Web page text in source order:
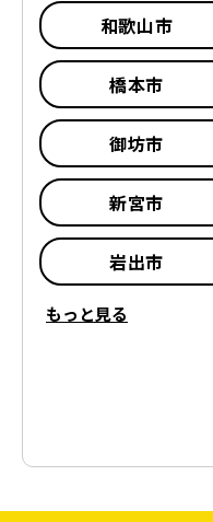
和歌山市
橋本市
御坊市
新宮市
岩出市
伊都郡 かつらぎ町
もっと見る